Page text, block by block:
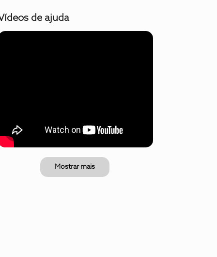
de ajuda
Mostrar mais